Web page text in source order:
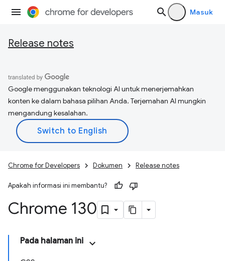
Masuk
Release notes
Google menggunakan teknologi AI untuk menerjemahkan
konten ke dalam bahasa pilihan Anda. Terjemahan AI mungkin
mengandung kesalahan.
Chrome for Developers Dokumen Release notes
Apakah informasi ini membantu?
Chrome 130
Pada halaman ini